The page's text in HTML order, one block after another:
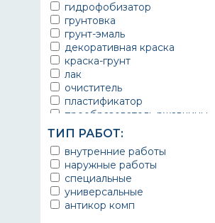
гидрофобизатор
грунтовка
грунт-эмаль
декоративная краска
краска-грунт
лак
очиститель
пластификатор
преобразователь ржавчины
эмаль
Краска
Покрытие
грунт эмаль
защитное покрытие
ТИП РАБОТ:
внутренние работы
наружные работы
специальные
универсальные
антикор комп